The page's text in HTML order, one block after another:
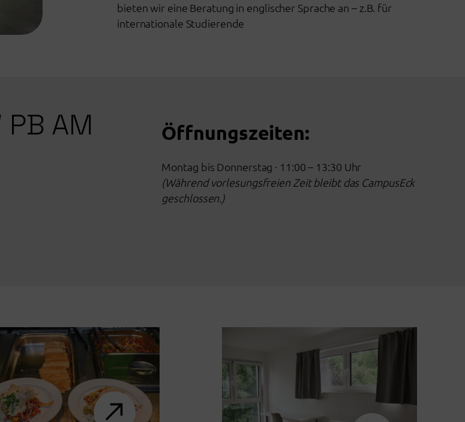
bieten wir eine Beratung in englischer Sprache an – z.B. für
internationale Studierende
PB AM
Öffnungszeiten:
Montag bis Donnerstag · 11:00 – 13:30 Uhr
(Während vorlesungsfreien Zeit bleibt das CampusEck
geschlossen.)